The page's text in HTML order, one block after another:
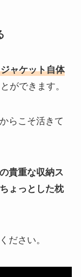
ャケット自体
ができます。
らこそ活きて
貴重な収納ス
ょっとした枕
ださい。